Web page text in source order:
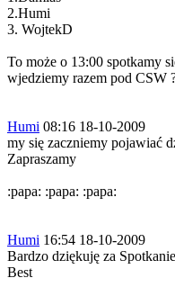
2.Humi
3. WojtekD
To może o 13:00 spotkamy
wjedziemy razem pod CSW
Humi 08:16 18-10-2009
my się zaczniemy pojawiać
Zapraszamy
:papa: :papa: :papa:
Humi 16:54 18-10-2009
Bardzo dziękuję za
Best